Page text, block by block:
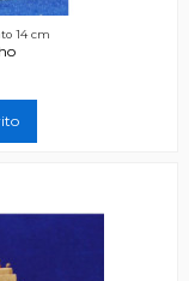
14 cm